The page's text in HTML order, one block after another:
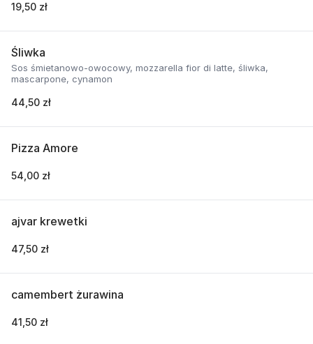
19,50 zł
Śliwka
Sos śmietanowo-owocowy, mozzarella fior di latte, śliwka,
mascarpone, cynamon
44,50 zł
Pizza Amore
54,00 zł
ajvar krewetki
47,50 zł
camembert żurawina
41,50 zł